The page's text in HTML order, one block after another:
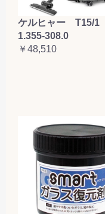
ケルヒャー T15/1
1.355-308.0
￥48,510